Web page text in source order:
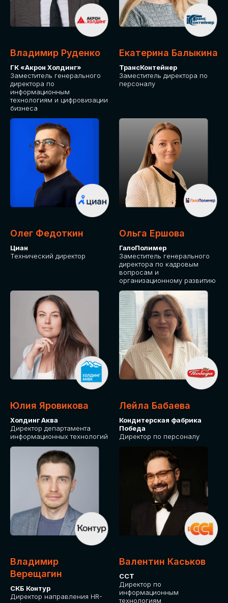
Владимир Руденко
ГК «Акрон Холдинг»
Заместитель генерального
директора по
информационным
технологиям и цифровизации
бизнеса
Екатерина Балыкина
ТрансКонтейнер
Заместитель директора по
персоналу
Олег Федоткин
Циан
Технический директор
Ольга Ершова
ГалоПолимер
Заместитель генерального
директора по кадровым
вопросам и
организационному развитию
Юлия Яровикова
Холдинг Аква
Директор департамента
информационных технологий
Лейла Бабаева
Кондитерская фабрика
Победа
Директор по персоналу
Владимир
Верещагин
СКБ Контур
Директор направления HR-
Валентин Каськов
ССТ
Директор по
информационным
технологиям